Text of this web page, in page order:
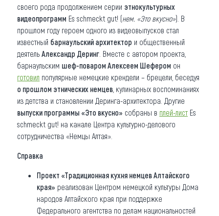
своего рода продолжением серии этнокультурных
видеопрограмм Es schmeckt gut! (нем. «Это вкусно»). В
прошлом году героем одного из видеовыпусков стал
известный барнаульский архитектор и общественный
деятель Александр Деринг . Вместе с автором проекта,
барнаульским шеф-поваром Алексеем Шефером он
готовил популярные немецкие крендели – брецели, беседуя
о прошлом этнических немцев , кулинарных воспоминаниях
из детства и становлении Деринга-архитектора. Другие
выпуски программы «Это вкусно» собраны в плей-лист Es
schmeckt gut! на канале Центра культурно-делового
сотрудничества «Немцы Алтая».
Справка
Проект «Традиционная кухня немцев Алтайского
края» реализован Центром немецкой культуры Дома
народов Алтайского края при поддержке
Федерального агентства по делам национальностей